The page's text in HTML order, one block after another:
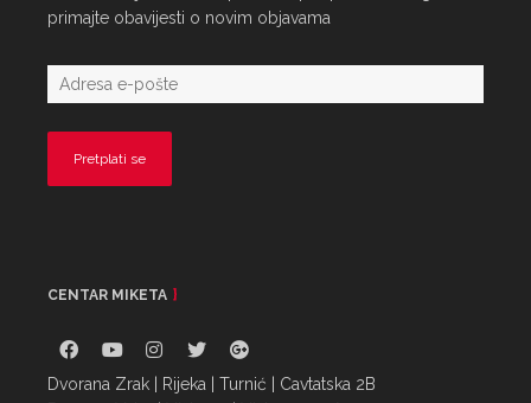
primajte obavijesti o novim objavama
CENTAR MIKETA
Dvorana Zrak | Rijeka | Turnić | Cavtatska 2B